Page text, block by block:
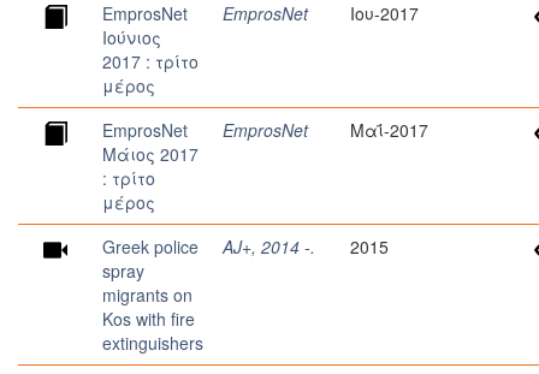
EmprosNet
Ιούνιος
2017 : τρίτο
μέρος
EmprosNet Ιου-2017
EmprosNet
Μάιος 2017
: τρίτο
μέρος
EmprosNet Μαΐ-2017
Greek police
spray
migrants on
Kos with fire
extinguishers
AJ+, 2014 -. 2015